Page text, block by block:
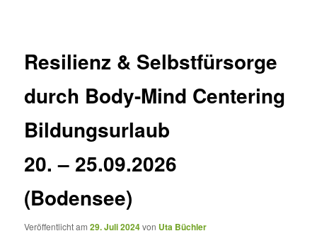
Resilienz & Selbstfürsorge
durch Body-Mind Centering
Bildungsurlaub
20. – 25.09.2026
(Bodensee)
Veröffentlicht am29. Juli 2024von Uta Büchler